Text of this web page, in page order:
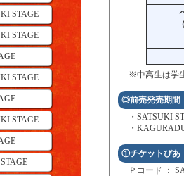
STAGE
STAGE
STAGE
STAGE
※中高生は学
◎前売発売期間
・SATSUKI
・
①チケットぴあ
Ｐコード ：